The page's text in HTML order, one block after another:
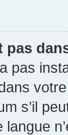
pas
pas
s’il
langue